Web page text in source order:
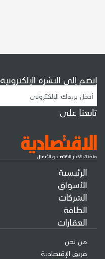
الرئيسية
الأسواق
الشركات
الطاقة
العقارات
من نحن
فريق الإقتصادية
إنضم إلى النشرة الإلكترونية
تابعنا على